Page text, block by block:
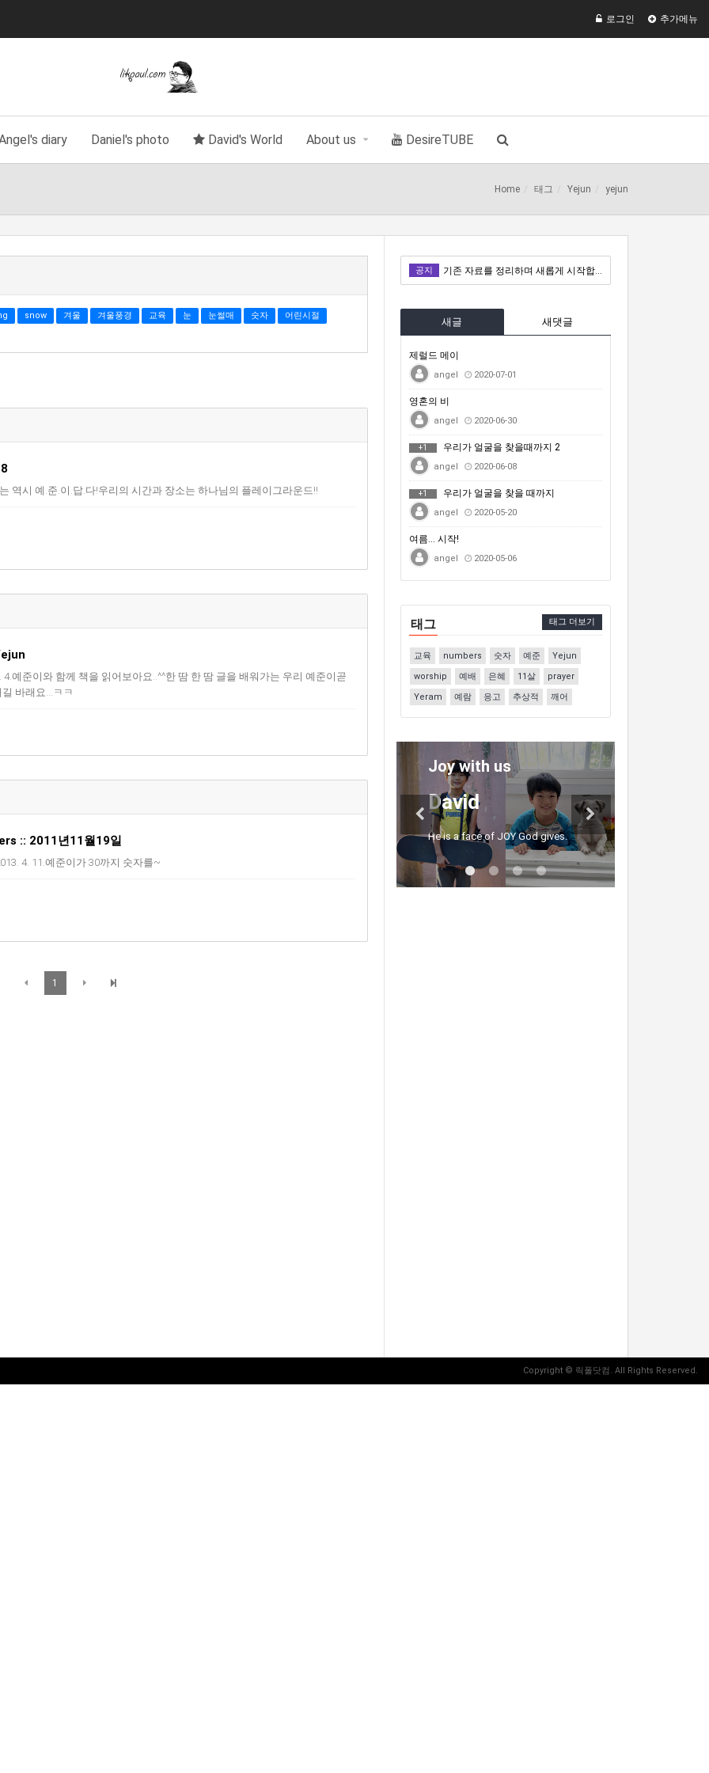
로그인 추가메뉴
diary Daniel's photo David's World About us DesireTUBE
Home 태그 Yejun yejun
snow 겨울 겨울풍경 교육 눈 눈썰매 숫자
어린시절
역시 예.준.이.답.다!우리의 시간과 장소는 하나님의 플레이그라운드!!
4.예준이와 함께 책을 읽어보아요..^^한 땀 한 땀 글을 배워가는 우리 예준이곧
바래요...ㅋㅋ
:: 2011년11월19일
4. 11.예준이가 30까지 숫자를~
1
공지 기존 자료를 정리하며 새롭게 시작합니다.
새글 새댓글
제럴드 메이
angel 2020-07-01
영혼의 비
angel 2020-06-30
+1 우리가 얼굴을 찾을때까지 2
angel 2020-06-08
+1 우리가 얼굴을 찾을 때까지
angel 2020-05-20
여름... 시작!
angel 2020-05-06
태그 태그 더보기
교육 numbers 숫자 예준
Yejun
worship
예배 은혜 11살
prayer
Yeram
예람 응고 추상적 깨어
Joy with us
David
He is a face of JOY God gives.
Copyright © 릭폴닷컴. All Rights Reserved.